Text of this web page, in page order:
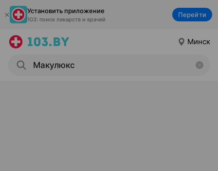
Установить приложение
103: поиск лекарств и врачей
Перейти
Минск